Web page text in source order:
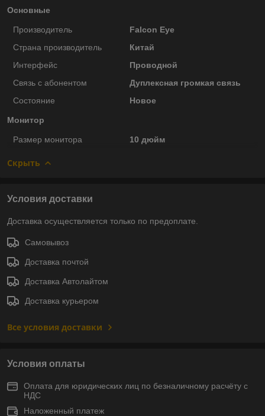
Основные
Производитель
Falcon Eye
Страна производитель
Китай
Интерфейс
Проводной
Связь с абонентом
Дуплексная громкая связь
Состояние
Новое
Монитор
Размер монитора 10 дюйм
Скрыть
Условия доставки
Доставка осуществляется только по предоплате.
Самовывоз
Доставка почтой
Доставка Автолайтом
Доставка курьером
Все условия доставки
Условия оплаты
Оплата для юридических лиц по безналичному расчёту с
НДС
Наложенный платеж